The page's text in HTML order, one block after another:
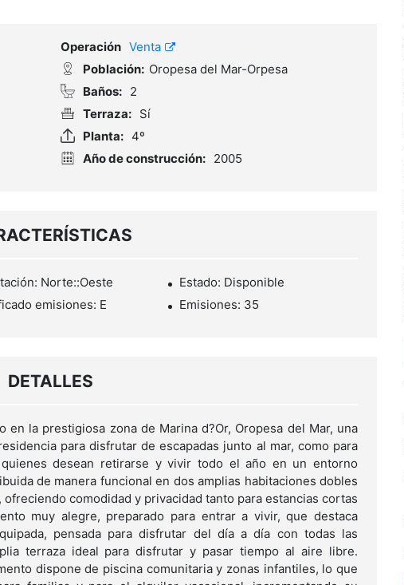
Operación Venta
Población: Oropesa del Mar-Orpesa
Baños:
2
Terraza:
Sí
Planta:
4º
Año de construcción: 2005
Norte::Oeste
Estado: Disponible
emisiones: E Emisiones: 35
DETALLES
la prestigiosa zona de Marina d?Or, Oropesa del Mar, una
para disfrutar de escapadas junto al mar, como para
desean retirarse y vivir todo el año en un entorno
de manera funcional en dos amplias habitaciones dobles
comodidad y privacidad tanto para estancias cortas
muy alegre, preparado para entrar a vivir, que destaca
pensada para disfrutar del día a día con todas las
terraza ideal para disfrutar y pasar tiempo al aire libre.
dispone de piscina comunitaria y zonas infantiles, lo que